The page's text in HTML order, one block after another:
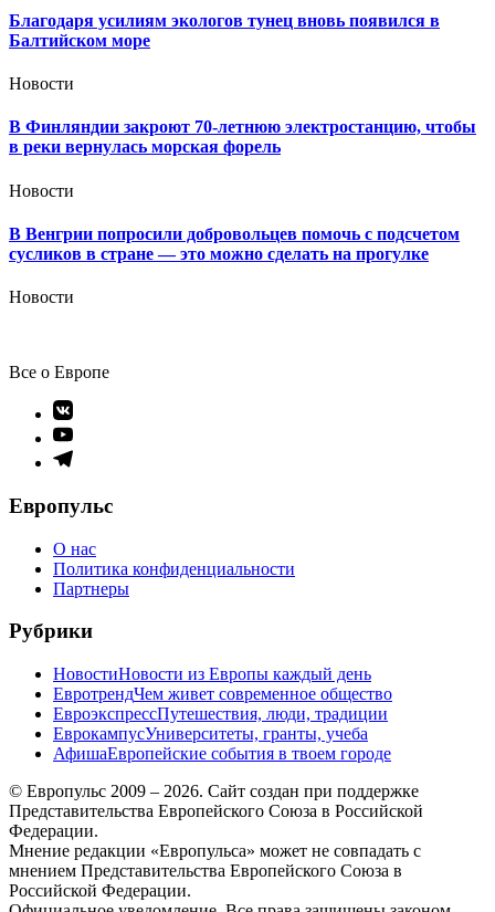
Благодаря усилиям экологов тунец вновь появился в
Балтийском море
Новости
В Финляндии закроют 70-летнюю электростанцию, чтобы
в реки вернулась морская форель
Новости
В Венгрии попросили добровольцев помочь с подсчетом
сусликов в стране — это можно сделать на прогулке
Новости
Все о Европе
Элемент
меню
Элемент
меню
Элемент
Европульс
О нас
Политика конфиденциальности
Партнеры
Рубрики
НовостиНовости из Европы каждый день
ЕвротрендЧем живет современное общество
ЕвроэкспрессПутешествия, люди, традиции
ЕврокампусУниверситеты, гранты, учеба
АфишаЕвропейские события в твоем городе
© Европульс 2009 – 2026. Сайт создан при поддержке
Представительства Европейского Союза в Российской
Федерации.
Мнение редакции «Европульса» может не совпадать с
мнением Представительства Европейского Союза в
Российской Федерации.